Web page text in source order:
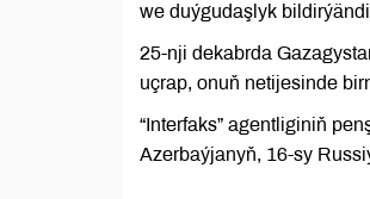
we duýgudaşlyk
25-nji dekabrda
uçrap, onuň netijesinde
“Interfaks” agentliginiň
Azerbaýjanyň, 16-sy